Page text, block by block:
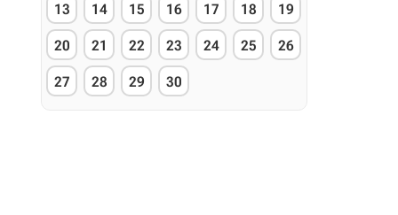
13 14 15 16 17 18 19
20 21 22 23 24 25 26
27 28 29 30